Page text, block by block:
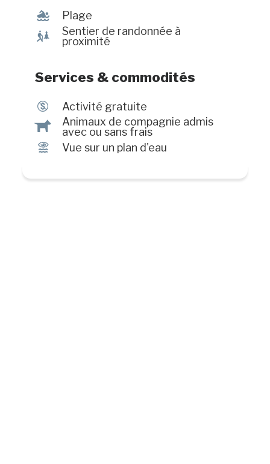
l Plage
&
Sentier de randonnée à
proximité
Services & commodités
$ Activité gratuite
Â
Animaux de compagnie admis
avec ou sans frais
Ï Vue sur un plan d'eau